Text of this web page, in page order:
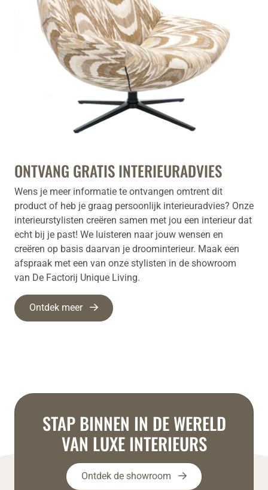
ONTVANG GRATIS INTERIEURADVIES
Wens je meer informatie te ontvangen omtrent dit
product of heb je graag persoonlijk interieuradvies? Onze
interieurstylisten creëren samen met jou een interieur dat
echt bij je past! We luisteren naar jouw wensen en
creëren op basis daarvan je droominterieur. Maak een
afspraak met een van onze stylisten in de showroom
van De Factorij Unique Living.
Ontdek meer
STAP BINNEN IN DE WERELD
VAN LUXE INTERIEURS
Ontdek de showroom